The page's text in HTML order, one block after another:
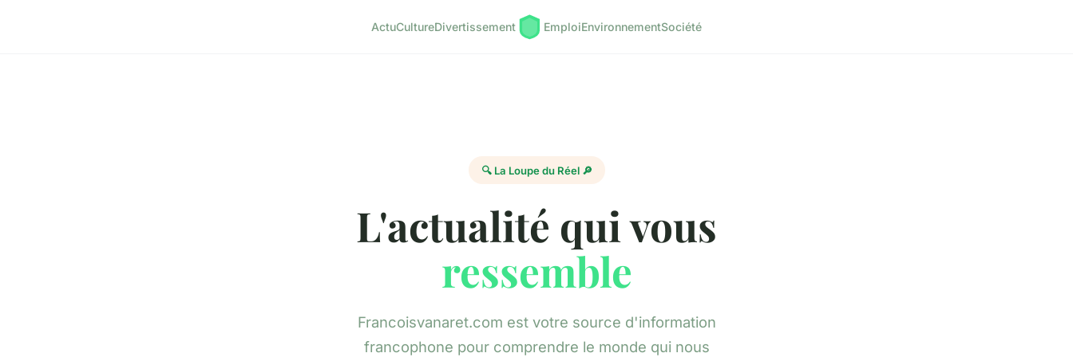
ActuCultureDivertissement EmploiEnvironnementSociété
🔍 La Loupe du Réel 🔎
L'actualité qui vous
ressemble
Francoisvanaret.com est votre source d'information
francophone pour comprendre le monde qui nous